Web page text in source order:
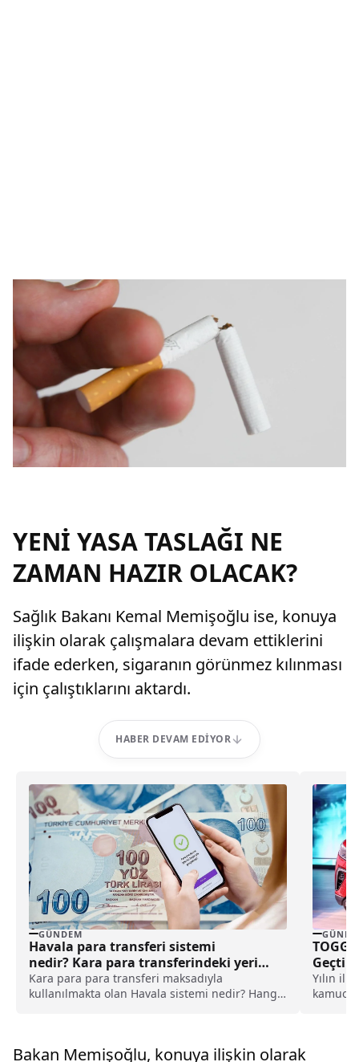
YENİ YASA TASLAĞI NE
ZAMAN HAZIR OLACAK?
Sağlık Bakanı Kemal Memişoğlu ise, konuya
ilişkin olarak çalışmalara devam ettiklerini
ifade ederken, sigaranın görünmez kılınması
için çalıştıklarını aktardı.
HABER DEVAM EDIYOR
GÜNDEM
Havala para transferi sistemi
nedir? Kara para transferindeki yeri
nedir?
Kara para para transferi maksadıyla
kullanılmakta olan Havala sistemi nedir? Hangi
Geçti!
Yılın
Bakan Memişoğlu, konuya ilişkin olarak